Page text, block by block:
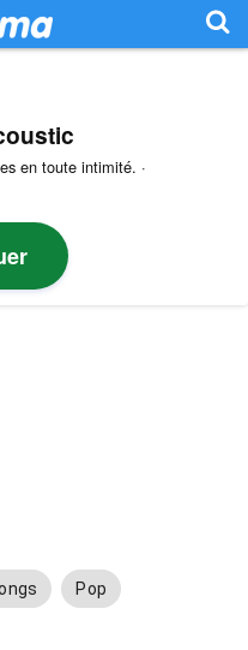
en toute intimité. ·
Pop